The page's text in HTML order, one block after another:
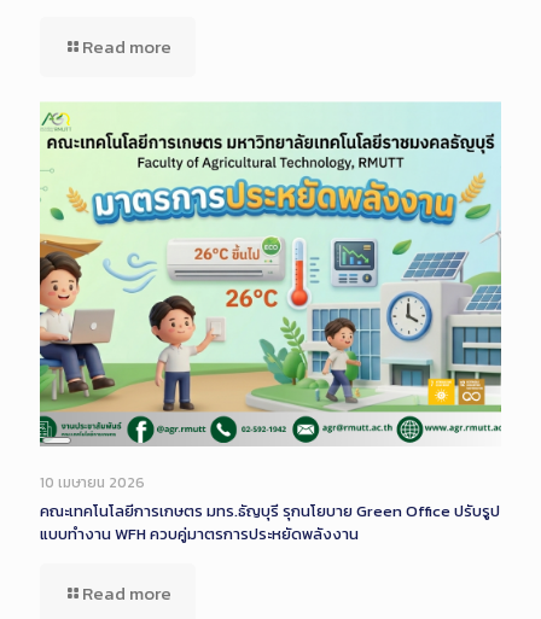
Read more
Long
Description
10 เมษายน 2026
คณะเทคโนโลยีการเกษตร มทร.ธัญบุรี รุกนโยบาย Green Office ปรับรูป
แบบทำงาน WFH ควบคู่มาตรการประหยัดพลังงาน
Read more